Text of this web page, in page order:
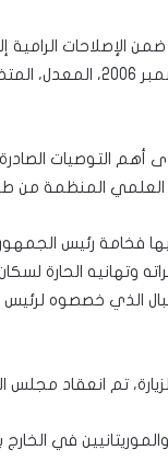
الإصلاحات الرامية
المرسوم رقم 2006-126
أهم التوصيات الصادرة
من طرف القطاع من 1
وتهانيه
الذي خصصوه
تم انعقاد مجلس
في